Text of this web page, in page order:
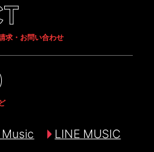
求・お問い合わせ
LINE MUSIC